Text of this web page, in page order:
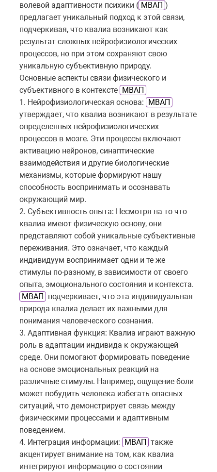
волевой адаптивности психики ( МВАП )
предлагает уникальный подход к этой связи,
подчеркивая, что квалиа возникают как
результат сложных нейрофизиологических
процессов, но при этом сохраняют свою
уникальную субъективную природу.
Основные аспекты связи физического и
субъективного в контексте МВАП
1. Нейрофизиологическая основа:
МВАП
утверждает, что квалиа возникают в результате
определенных нейрофизиологических
процессов в мозге. Эти процессы включают
активацию нейронов, синаптические
взаимодействия и другие биологические
механизмы, которые формируют нашу
способность воспринимать и осознавать
окружающий мир.
2. Субъективность опыта: Несмотря на то что
квалиа имеют физическую основу, они
представляют собой уникальные субъективные
переживания. Это означает, что каждый
индивидуум воспринимает одни и те же
стимулы по-разному, в зависимости от своего
опыта, эмоционального состояния и контекста.
МВАП
подчеркивает, что эта индивидуальная
природа квалиа делает их важными для
понимания человеческого сознания.
3. Адаптивная функция: Квалиа играют важную
роль в адаптации индивида к окружающей
среде. Они помогают формировать поведение
на основе эмоциональных реакций на
различные стимулы. Например, ощущение боли
может побудить человека избегать опасных
ситуаций, что демонстрирует связь между
физическими процессами и адаптивным
поведением.
4. Интеграция информации:
МВАП также
акцентирует внимание на том, как квалиа
интегрируют информацию о состоянии